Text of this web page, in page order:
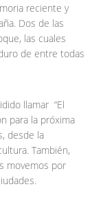
reciente y
Dos de las
las cuales
de entre todas
llamar “El
para la próxima
desde la
También,
movemos por